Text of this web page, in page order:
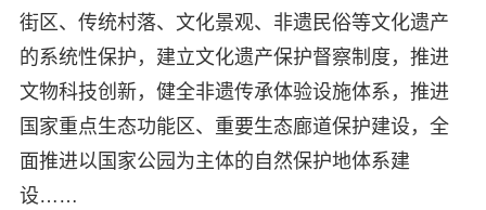
街区、传统村落、文化景观、非遗民俗等文化遗产
的系统性保护，建立文化遗产保护督察制度，推进
文物科技创新，健全非遗传承体验设施体系，推进
国家重点生态功能区、重要生态廊道保护建设，全
面推进以国家公园为主体的自然保护地体系建
设……